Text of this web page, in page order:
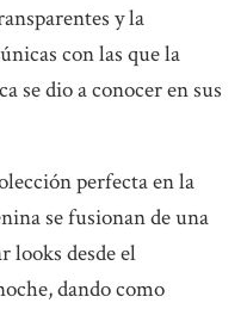
y la
con las que la
se dio a conocer en sus
perfecta en la
se fusionan de una
looks desde el
dando como